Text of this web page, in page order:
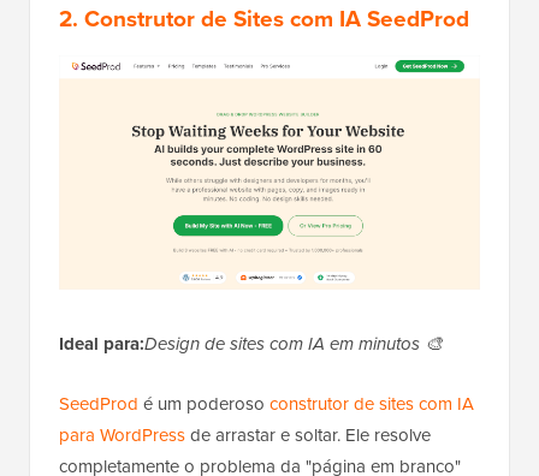
2. Construtor de Sites com IA SeedProd
Ideal para:Design de sites com IA em minutos 🎨
SeedProd é um poderoso construtor de sites com IA
para WordPressde arrastar e soltar. Ele resolve
completamente o problema da "página em branco"